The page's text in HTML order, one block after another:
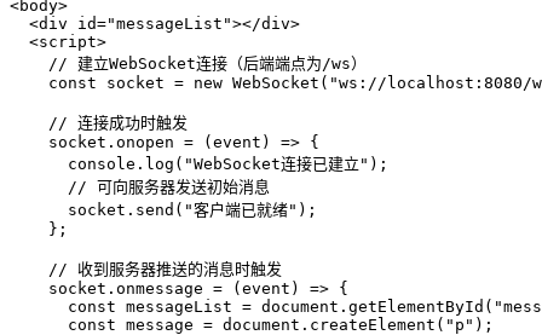
<body>
<div id="messageList"></div>
<script>
// 建立WebSocket连接（后端端点为/ws）
const socket = new WebSocket ( "ws://localhost:8080/
// 连接成功时触发
    socket.
onopen = (event ) => {
console . log ( "WebSocket连接已建立" );
// 可向服务器发送初始消息
      socket.
send ( "客户端已就绪" );
    };
// 收到服务器推送的消息时触发
    socket.
onmessage = (event ) => {
const messageList = document . getElementById (
const message = document . createElement ( "p" );